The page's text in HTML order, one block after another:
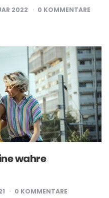
2022 0 KOMMENTARE
wahre
0 KOMMENTARE